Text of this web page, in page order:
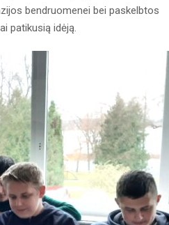
bendruomenei bei paskelbtos
patikusią idėją.